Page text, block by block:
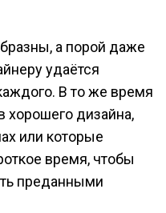
а порой даже
удаётся
В то же время
хорошего дизайна,
или которые
время, чтобы
преданными